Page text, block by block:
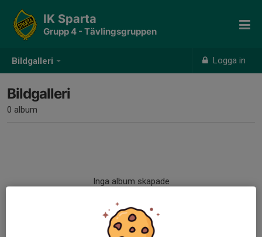
Bildgalleri Logga in
IK Sparta
Grupp 4 - Tävlingsgruppen
Bildgalleri
0 album
Inga album skapade